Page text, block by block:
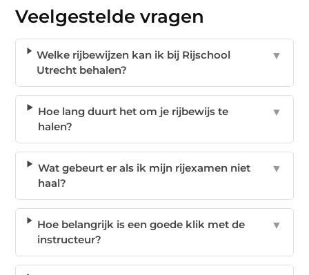
Veelgestelde vragen
Welke rijbewijzen kan ik bij Rijschool
Utrecht behalen?
▼
Hoe lang duurt het om je rijbewijs te
halen?
▼
Wat gebeurt er als ik mijn rijexamen niet
haal?
▼
Hoe belangrijk is een goede klik met de
instructeur?
▼